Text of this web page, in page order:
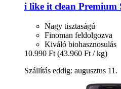
i like it clean Premium
Nagy tisztaságú
Finoman feldolgozva
Kiváló biohasznosulás
10.990 Ft (43.960 Ft / kg)
Szállítás eddig: augusztus 11.